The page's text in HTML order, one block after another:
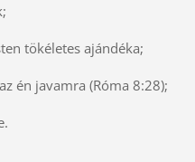
tökéletes ajándéka;
én javamra (Róma 8:28);